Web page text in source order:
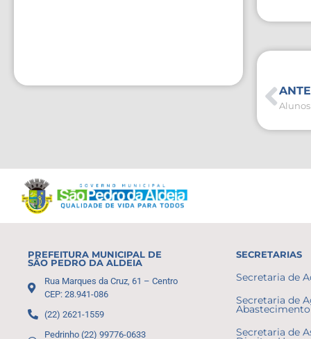
PREFEITURA MUNICIPAL DE
SÃO PEDRO DA ALDEIA
Rua Marques da Cruz, 61 – Centro
CEP: 28.941-086
(22) 2621-1559
Pedrinho (22) 99776-0633
SECRETARIAS
Secretaria de
Secretaria de
Abastecimento
Secretaria de